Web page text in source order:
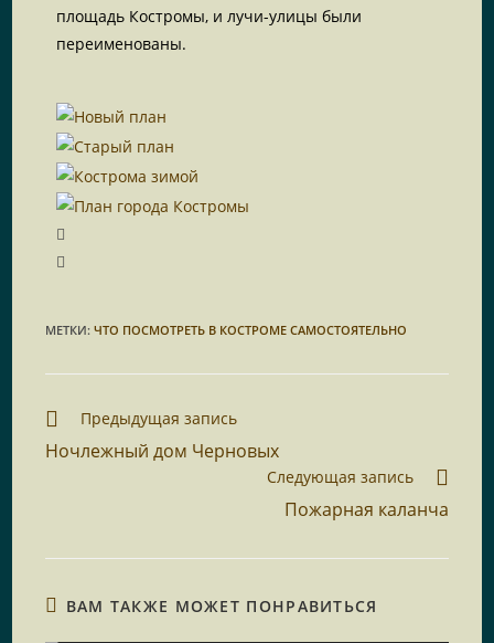
площадь Костромы, и лучи-улицы были
переименованы.
МЕТКИ:ЧТО ПОСМОТРЕТЬ В КОСТРОМЕ САМОСТОЯТЕЛЬНО
Предыдущая запись
Ночлежный дом Черновых
Следующая запись
Пожарная каланча
ВАМ ТАКЖЕ МОЖЕТ ПОНРАВИТЬСЯ